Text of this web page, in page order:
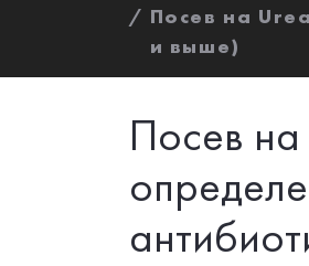
Посев на
и выше)
Посев